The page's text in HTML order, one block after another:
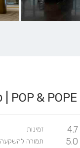
4.7 זמינות
5.0 תמורה להשקעה